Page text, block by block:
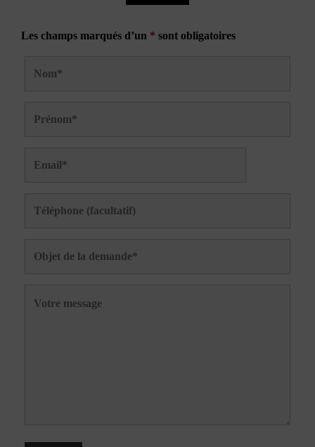
Les champs marqués d’un * sont obligatoires